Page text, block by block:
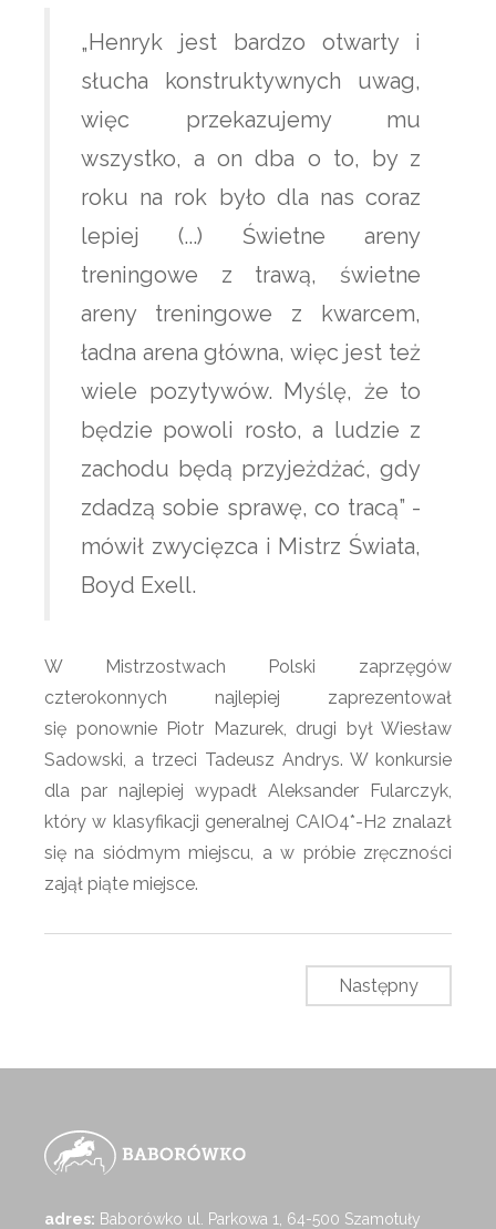
„Henryk jest bardzo otwarty i
słucha konstruktywnych uwag,
więc przekazujemy mu
wszystko, a on dba o to, by z
roku na rok było dla nas coraz
lepiej (...) Świetne areny
treningowe z trawą, świetne
areny treningowe z kwarcem,
ładna arena główna, więc jest też
wiele pozytywów. Myślę, że to
będzie powoli rosło, a ludzie z
zachodu będą przyjeżdżać, gdy
zdadzą sobie sprawę, co tracą” -
mówił zwycięzca i Mistrz Świata,
Boyd Exell.
W Mistrzostwach Polski zaprzęgów
czterokonnych najlepiej zaprezentował
się ponownie Piotr Mazurek, drugi był Wiesław
Sadowski, a trzeci Tadeusz Andrys. W konkursie
dla par najlepiej wypadł Aleksander Fularczyk,
który w klasyfikacji generalnej CAIO4*-H2 znalazł
się na siódmym miejscu, a w próbie zręczności
zajął piąte miejsce.
Następny
adres: Baborówko ul. Parkowa 1, 64-500 Szamotuły